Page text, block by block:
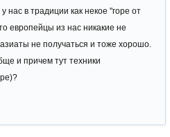
нас в традиции как некое "горе от
европейцы из нас никакие не
не получаться и тоже хорошо.
и причем тут техники